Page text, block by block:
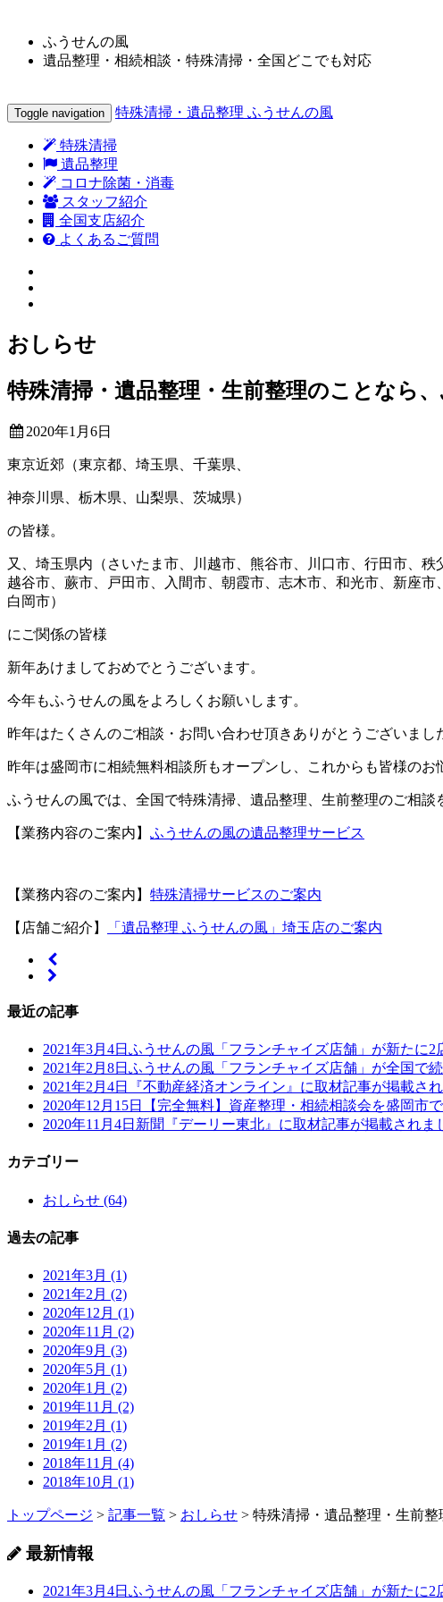
ふうせんの風
遺品整理・相続相談・特殊清掃・全国どこでも対応
Toggle navigation 特殊清掃・遺品整理 ふうせんの風
特殊清掃
遺品整理
コロナ除菌・消毒
スタッフ紹介
全国支店紹介
よくあるご質問
おしらせ
特殊清掃・遺品整理・生前整理のことなら
2020年1月6日
東京近郊（東京都、埼玉県、千葉県、
神奈川県、栃木県、山梨県、茨城県）
の皆様。
又、埼玉県内（さいたま市、川越市、熊谷市、川口市、行田市、
越谷市、蕨市、戸田市、入間市、朝霞市、志木市、和光市、新座
白岡市）
にご関係の皆様
新年あけましておめでとうございます。
今年もふうせんの風をよろしくお願いします。
昨年はたくさんのご相談・お問い合わせ頂きありがとうございまし
昨年は盛岡市に相続無料相談所もオープンし、これからも皆様の
ふうせんの風では、全国で特殊清掃、遺品整理、生前整理のご相
【業務内容のご案内】 ふうせんの風の遺品整理サービス
【業務内容のご案内】 特殊清掃サービスのご案内
【店舗ご紹介】 「遺品整理 ふうせんの風」埼玉店のご案内
最近の記事
2021年3月4日 ふうせんの風「フランチャイズ店舗」が新たに2
2021年2月8日 ふうせんの風「フランチャイズ店舗」が全国で続
2021年2月4日
『不動産経済オンライン』に取材記事が掲載さ
2020年12月15日
【完全無料】資産整理・相続相談会を盛岡市で
2020年11月4日 新聞『デーリー東北』に取材記事が掲載されま
カテゴリー
おしらせ (64)
過去の記事
2021年3月 (1)
2021年2月 (2)
2020年12月 (1)
2020年11月 (2)
2020年9月 (3)
2020年5月 (1)
2020年1月 (2)
2019年11月 (2)
2019年2月 (1)
2019年1月 (2)
2018年11月 (4)
2018年10月 (1)
トップページ > 記事一覧 > おしらせ > 特殊清掃・遺品整理・生前整
最新情報
2021年3月4日 ふうせんの風「フランチャイズ店舗」が新たに2